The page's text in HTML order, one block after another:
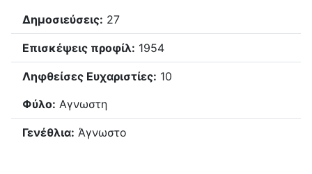
Δημοσιεύσεις: 27
Επισκέψεις προφίλ: 1954
Ληφθείσες Ευχαριστίες: 10
Φύλο: Αγνωστη
Γενέθλια: Άγνωστο